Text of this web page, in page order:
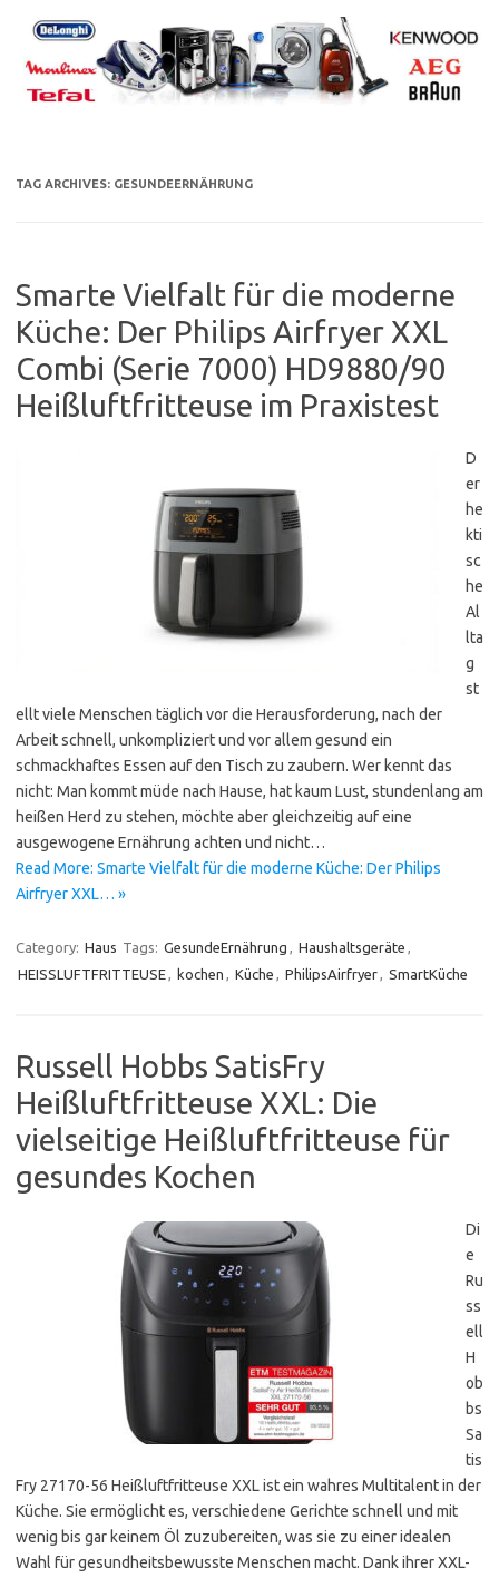
content
TAG ARCHIVES: GESUNDEERNÄHRUNG
Smarte Vielfalt für die moderne
Küche: Der Philips Airfryer XXL
Combi (Serie 7000) HD9880/90
Heißluftfritteuse im Praxistest
D
er
he
kti
sc
he
Al
lta
g
st
ellt viele Menschen täglich vor die Herausforderung, nach der
Arbeit schnell, unkompliziert und vor allem gesund ein
schmackhaftes Essen auf den Tisch zu zaubern. Wer kennt das
nicht: Man kommt müde nach Hause, hat kaum Lust, stundenlang am
heißen Herd zu stehen, möchte aber gleichzeitig auf eine
ausgewogene Ernährung achten und nicht…
Read More: Smarte Vielfalt für die moderne Küche: Der Philips
Airfryer XXL… »
Category: Haus Tags: GesundeErnährung , Haushaltsgeräte ,
HEISSLUFTFRITTEUSE, kochen , Küche , PhilipsAirfryer, SmartKüche
Russell Hobbs SatisFry
Heißluftfritteuse XXL: Die
vielseitige Heißluftfritteuse für
gesundes Kochen
Di
e
Ru
ss
ell
H
ob
bs
Sa
tis
Fry 27170-56 Heißluftfritteuse XXL ist ein wahres Multitalent in der
Küche. Sie ermöglicht es, verschiedene Gerichte schnell und mit
wenig bis gar keinem Öl zuzubereiten, was sie zu einer idealen
Wahl für gesundheitsbewusste Menschen macht. Dank ihrer XXL-